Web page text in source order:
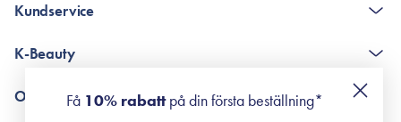
Kundservice
Poängshop - frågor och svar
K-Beauty
Retinol för nybörjare
Om Surisuri
Få 10% rabattpå din första beställning*